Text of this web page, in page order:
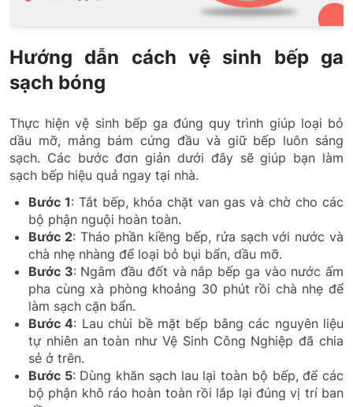
Hướng dẫn cách vệ sinh bếp ga
sạch bóng
Thực hiện vệ sinh bếp ga đúng quy trình giúp loại bỏ
dầu mỡ, mảng bám cứng đầu và giữ bếp luôn sáng
sạch. Các bước đơn giản dưới đây sẽ giúp bạn làm
sạch bếp hiệu quả ngay tại nhà.
Bước 1: Tắt bếp, khóa chặt van gas và chờ cho các
bộ phận nguội hoàn toàn.
Bước 2: Tháo phần kiềng bếp, rửa sạch với nước và
chà nhẹ nhàng để loại bỏ bụi bẩn, dầu mỡ.
Bước 3: Ngâm đầu đốt và nắp bếp ga vào nước ấm
pha cùng xà phòng khoảng 30 phút rồi chà nhẹ để
làm sạch cặn bẩn.
Bước 4: Lau chùi bề mặt bếp bằng các nguyên liệu
tự nhiên an toàn như Vệ Sinh Công Nghiệp đã chia
sẻ ở trên.
Bước 5: Dùng khăn sạch lau lại toàn bộ bếp, để các
bộ phận khô ráo hoàn toàn rồi lắp lại đúng vị trí ban